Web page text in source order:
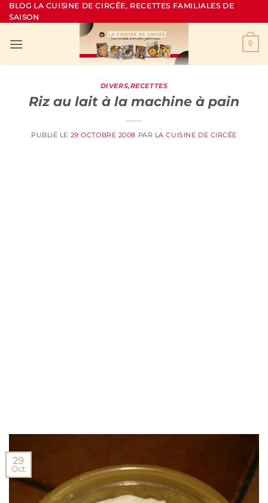
Passer
au
BLOG LA CUISINE DE CIRCÉE, RECETTES FAMILIALES DE
SAISON
0
DIVERS,RECETTES
Riz au lait à la machine à pain
PUBLIÉ LE 29 OCTOBRE 2008 PAR LA CUISINE DE CIRCÉE
29
Oct